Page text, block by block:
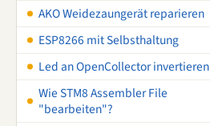
AKO Weidezaungerät reparieren
ESP8266 mit Selbsthaltung
Led an OpenCollector invertieren
Wie STM8 Assembler File
"bearbeiten"?